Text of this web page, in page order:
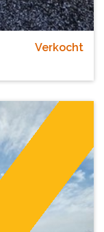
Verkocht